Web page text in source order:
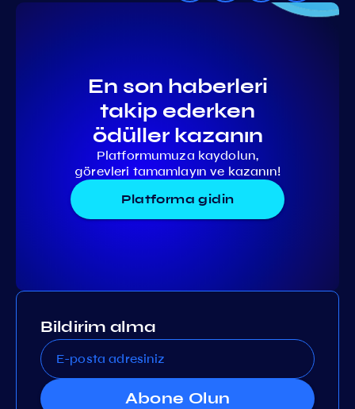
En son haberleri
takip ederken
ödüller kazanın
Platformumuza kaydolun,
görevleri tamamlayın ve kazanın!
Platforma gidin
Bildirim alma
Abone Olun